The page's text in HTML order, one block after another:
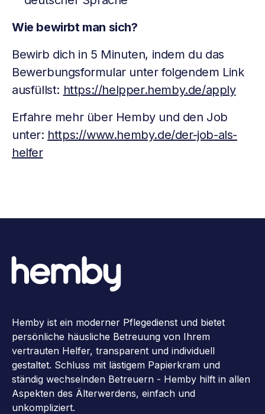
Wie bewirbt man sich?
Bewirb dich in 5 Minuten, indem du das
Bewerbungsformular unter folgendem Link
ausfüllst: https://helpper.hemby.de/apply
Erfahre mehr über Hemby und den Job
unter: https://www.hemby.de/der-job-als-
helfer
Hemby ist ein moderner Pflegedienst und bietet
persönliche häusliche Betreuung von Ihrem
vertrauten Helfer, transparent und individuell
gestaltet. Schluss mit lästigem Papierkram und
ständig wechselnden Betreuern - Hemby hilft in allen
Aspekten des Älterwerdens, einfach und
unkompliziert.